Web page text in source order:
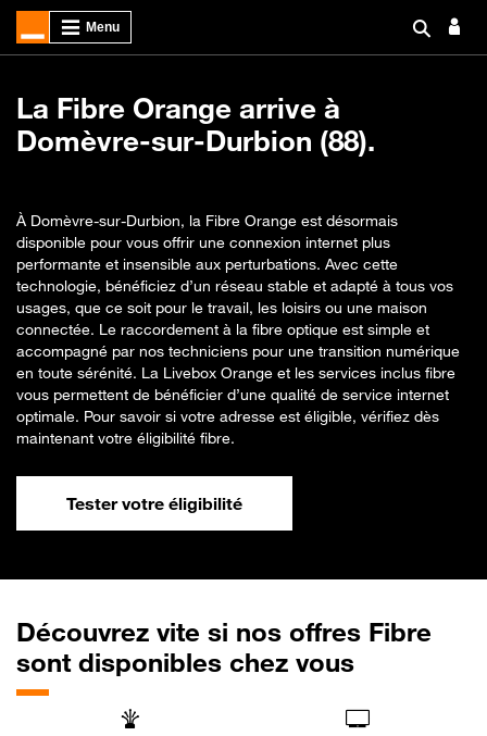
La Fibre Orange arrive à
Domèvre-sur-Durbion (88).
À Domèvre-sur-Durbion, la Fibre Orange est désormais
disponible pour vous offrir une connexion internet plus
performante et insensible aux perturbations. Avec cette
technologie, bénéficiez d’un réseau stable et adapté à tous vos
usages, que ce soit pour le travail, les loisirs ou une maison
connectée. Le raccordement à la fibre optique est simple et
accompagné par nos techniciens pour une transition numérique
en toute sérénité. La Livebox Orange et les services inclus fibre
vous permettent de bénéficier d’une qualité de service internet
optimale. Pour savoir si votre adresse est éligible, vérifiez dès
maintenant votre éligibilité fibre.
Tester votre éligibilité
Découvrez vite si nos offres Fibre
sont disponibles chez vous